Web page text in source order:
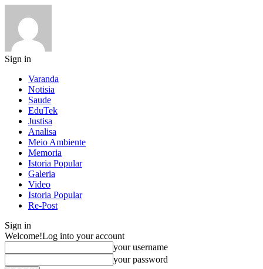
Sign in
Varanda
Notisia
Saude
EduTek
Justisa
Analisa
Meio Ambiente
Memoria
Istoria Popular
Galeria
Video
Istoria Popular
Re-Post
Sign in
Welcome!Log into your account
your username
your password